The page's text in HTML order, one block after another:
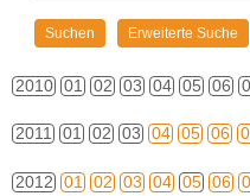
2010 01 02 03 04 05 06
2011 01 02 03 04 05 06
2012 01 02 03 04 05 06